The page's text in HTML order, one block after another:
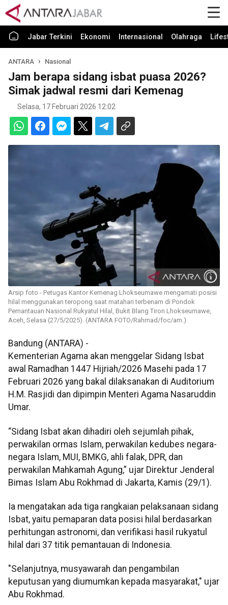
Jabar Terkini Ekonomi Internasional Olahraga
ANTARA Nasional
Jam berapa sidang isbat puasa 2026?
Simak jadwal resmi dari Kemenag
Selasa, 17 Februari 2026 12:02
Arsip foto - Petugas Kantor Kemenag Lhokseumawe mengamati posisi
hilal menggunakan teropong saat matahari terbenam di Pondok
Pemantauan Nasional Rukyatul Hilal, Bukit Blang Tiron Lhokseumawe,
Aceh, Selasa (27/5/2025). (ANTARA FOTO/Rahmad/foc/am.)
Bandung (ANTARA) -
Kementerian Agama akan menggelar Sidang Isbat
awal Ramadhan 1447 Hijriah/2026 Masehi pada 17
Februari 2026 yang bakal dilaksanakan di Auditorium
H.M. Rasjidi dan dipimpin Menteri Agama Nasaruddin
Umar.
“Sidang Isbat akan dihadiri oleh sejumlah pihak,
perwakilan ormas Islam, perwakilan kedubes negara-
negara Islam, MUI, BMKG, ahli falak, DPR, dan
perwakilan Mahkamah Agung,” ujar Direktur Jenderal
Bimas Islam Abu Rokhmad di Jakarta, Kamis (29/1).
Ia mengatakan ada tiga rangkaian pelaksanaan sidang
Isbat, yaitu pemaparan data posisi hilal berdasarkan
perhitungan astronomi, dan verifikasi hasil rukyatul
hilal dari 37 titik pemantauan di Indonesia.
"Selanjutnya, musyawarah dan pengambilan
keputusan yang diumumkan kepada masyarakat," ujar
Abu Rokhmad.